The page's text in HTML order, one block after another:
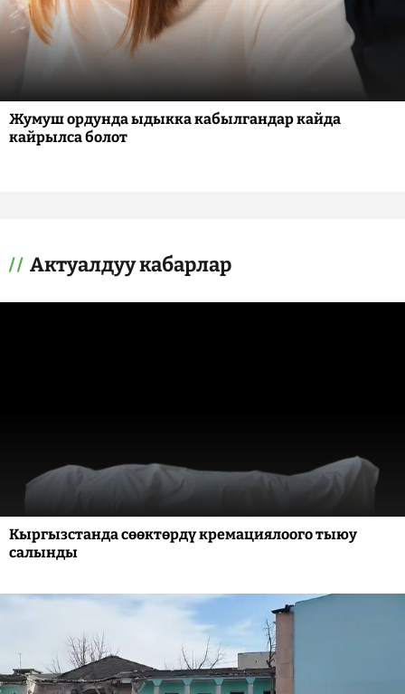
Жумуш ордунда ыдыкка кабылгандар кайда
кайрылса болот
Актуалдуу кабарлар
Кыргызстанда сөөктөрдү кремациялоого тыюу
салынды